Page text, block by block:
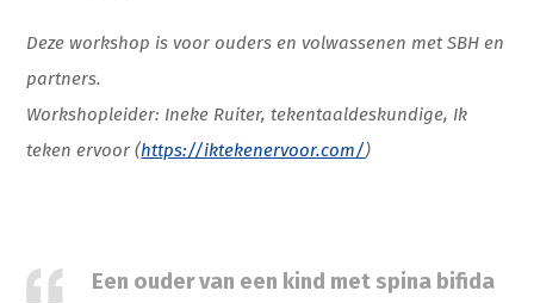
Deze workshop is voor ouders en volwassenen met SBH en
partners.
Workshopleider: Ineke Ruiter, tekentaaldeskundige, Ik
teken ervoor (https://iktekenervoor.com/)
Een ouder van een kind met spina bifida